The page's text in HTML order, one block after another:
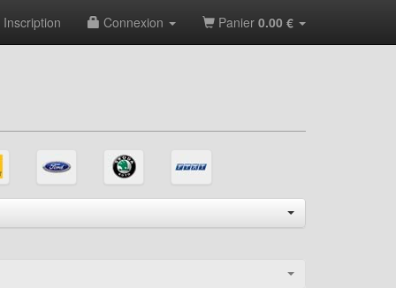
Inscription Connexion Panier 0.00 €